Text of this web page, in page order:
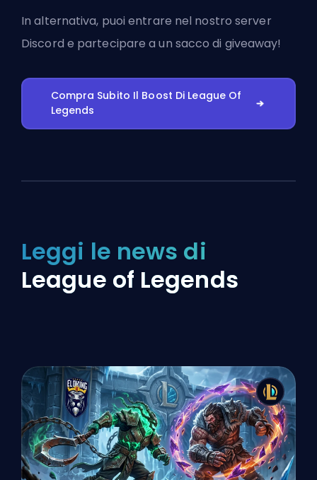
In alternativa, puoientrare nel nostro server
Discord e partecipare a un sacco di giveaway!
Compra Subito Il Boost Di League Of
Legends
Leggi le news di
League of Legends